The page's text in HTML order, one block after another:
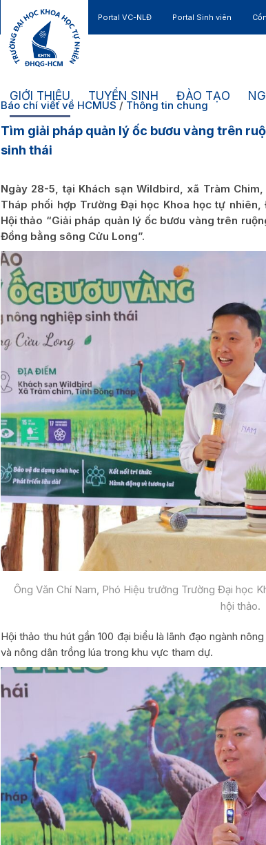
Portal VC-NLĐ Portal Sinh viên
GIỚI THIỆU TUYỂN SINH ĐÀO TẠO
Báo chí viết về HCMUS / Thông tin chung
Tìm giải pháp quản lý ốc bươu vàng trên
sinh thái
Ngày 28-5, tại Khách sạn Wildbird, xã Tràm
Tháp phối hợp Trường Đại học Khoa học tự
Hội thảo “Giải pháp quản lý ốc bươu vàng trên
Đồng bằng sông Cửu Long”.
Ông Văn Chí Nam, Phó Hiệu trưởng Trường Đại học
hội thảo.
Hội thảo thu hút gần 100 đại biểu là lãnh đạo ngành
và nông dân trồng lúa trong khu vực tham dự.